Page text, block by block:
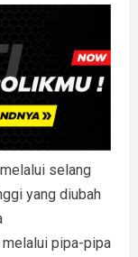
selang
yang diubah
pipa-pipa